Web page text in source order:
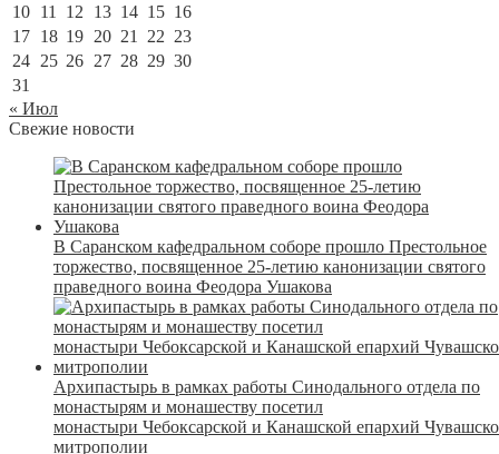
10 11 12 13 14 15 16
17 18 19 20 21 22 23
24 25 26 27 28 29 30
31
« Июл
Свежие новости
В Саранском кафедральном соборе прошло Престольное
торжество, посвященное 25-летию канонизации святого
праведного воина Феодора Ушакова
Архипастырь в рамках работы Синодального отдела по
монастырям и монашеству посетил
монастыри Чебоксарской и Канашской епархий
митрополии